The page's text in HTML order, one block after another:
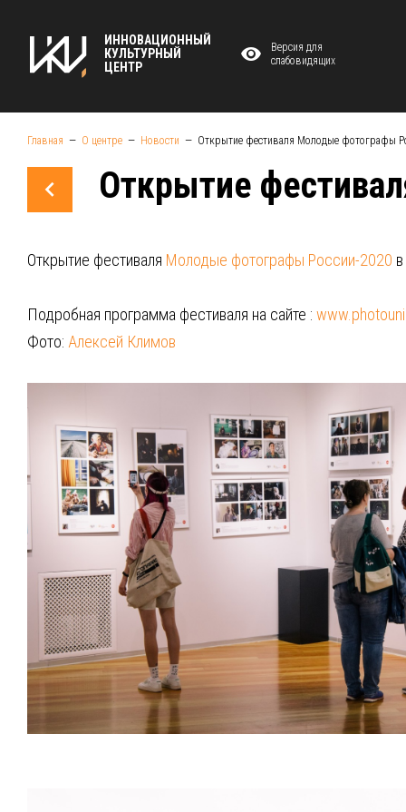
ИННОВАЦИОННЫЙ
КУЛЬТУРНЫЙ
ЦЕНТР
Версия для
слабовидящих
Главная О центре Новости Открытие фестиваля Молодые фотографы
Открытие
Открытие фестиваля Молодые фотографы России-2020
Подробная программа фестиваля на сайте :
Фото: Алексей Климов